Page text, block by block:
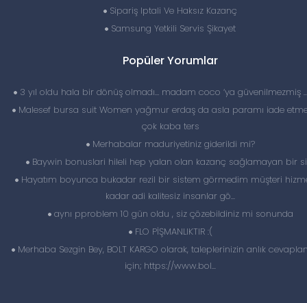
Sipariş Iptali Ve Haksız Kazanç
Samsung Yetkili Servis Şikayet
Popüler Yorumlar
3 yıl oldu hala bir dönüş olmadı… madam coco ‘ya güvenilmezmiş
Malesef bursa suit Women yağmur erdaş da asla paramı iade
çok kaba ters
Merhabalar maduriyetiniz giderildi mi?
Baywin bonuslari hileli hep yalan olan kazanç sağlamayan bir
Hayatım boyunca bukadar rezil bir sistem görmedim müşteri
kadar adi kalitesiz insanlar gö...
aynı pproblem 10 gün oldu , siz çözebildiniz mi sonunda
FLO PİŞMANLIKTIR :(
Merhaba Sezgin Bey, BOLT KARGO olarak, taleplerinizin anlık
için; https://www.bol...